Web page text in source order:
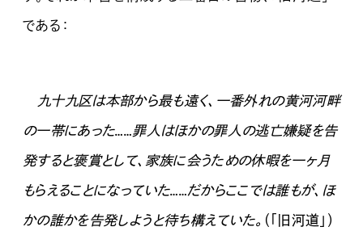
である：
九十九区は本部から最も遠く、一番外れの黄河河畔
の一帯にあった……罪人はほかの罪人の逃亡嫌疑を告
発すると褒賞として、家族に会うための休暇を一ヶ月
もらえることになっていた……だからここでは誰もが、ほ
かの誰かを告発しようと待ち構えていた。 （「旧河道」）